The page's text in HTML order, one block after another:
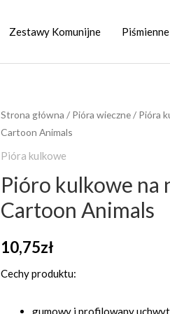
Zestawy Komunijne Piśmienne
Strona główna / Pióra wieczne/ Pióra
Cartoon Animals
Pióra kulkowe
Pióro kulkowe na
Cartoon Animals
10,75zł
Cechy produktu:
gumowy i profilowany
ilość
Pióro
kulkowe
naboje
GoPen
Cartoon